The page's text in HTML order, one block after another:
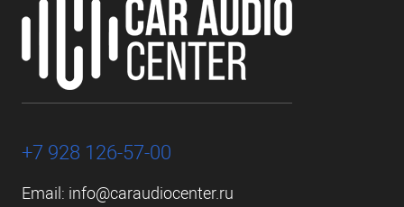
+7 928 126-57-00
Email: info@caraudiocenter.ru